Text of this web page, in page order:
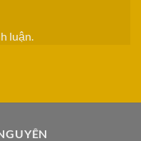
luận.